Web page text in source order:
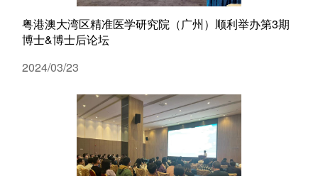
粤港澳大湾区精准医学研究院（广州）顺利举办第3期
博士&博士后论坛
2024/03/23